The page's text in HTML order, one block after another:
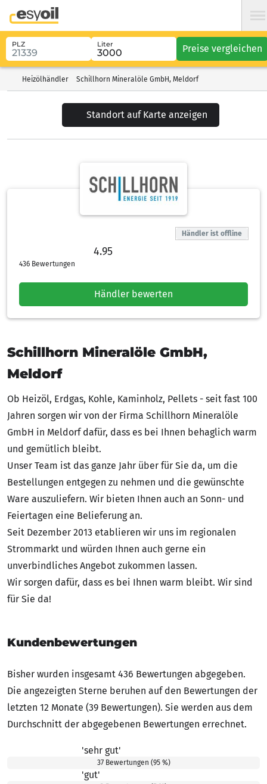
PLZ Liter Preise vergleichen
Heizölhändler Schillhorn Mineralöle GmbH, Meldorf
Standort auf Karte anzeigen
Händler ist offline
4.95
4.95 von 5 Sternen
436 Bewertungen
Händler bewerten
Schillhorn Mineralöle GmbH,
Meldorf
Ob Heizöl, Erdgas, Kohle, Kaminholz, Pellets - seit fast 100
Jahren sorgen wir von der Firma Schillhorn Mineralöle
GmbH in Meldorf dafür, dass es bei Ihnen behaglich warm
und gemütlich bleibt.
Unser Team ist das ganze Jahr über für Sie da, um die
Bestellungen entgegen zu nehmen und die gewünschte
Ware auszuliefern. Wir bieten Ihnen auch an Sonn- und
Feiertagen eine Belieferung an.
Seit Dezember 2013 etablieren wir uns im regionalen
Strommarkt und würden Ihnen auch gerne ein
unverbindliches Angebot zukommen lassen.
Wir sorgen dafür, dass es bei Ihnen warm bleibt. Wir sind
für Sie da!
Kundenbewertungen
Bisher wurden insgesamt 436 Bewertungen abgegeben.
Die angezeigten Sterne beruhen auf den Bewertungen der
letzten 12 Monate (39 Bewertungen). Sie werden aus dem
Durchschnitt der abgegebenen Bewertungen errechnet.
5.00 von 5 Sternen'sehr gut'
37 Bewertungen (95 %)
4.00 von 5 Sternen'gut'